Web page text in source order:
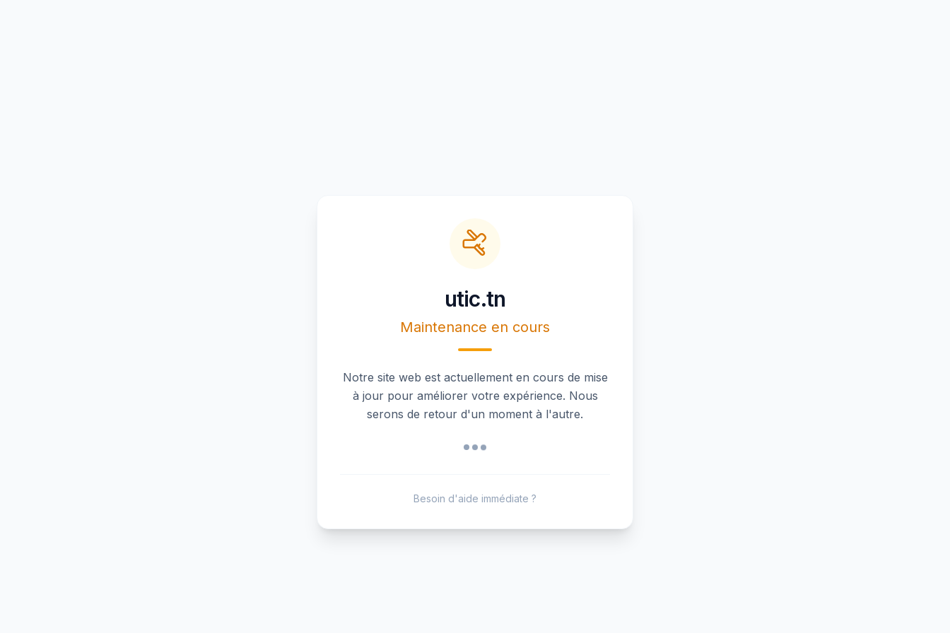
utic.tn
Maintenance en cours
Notre site web est actuellement en cours de mise
à jour pour améliorer votre expérience. Nous
serons de retour d'un moment à l'autre.
Besoin d'aide immédiate ?